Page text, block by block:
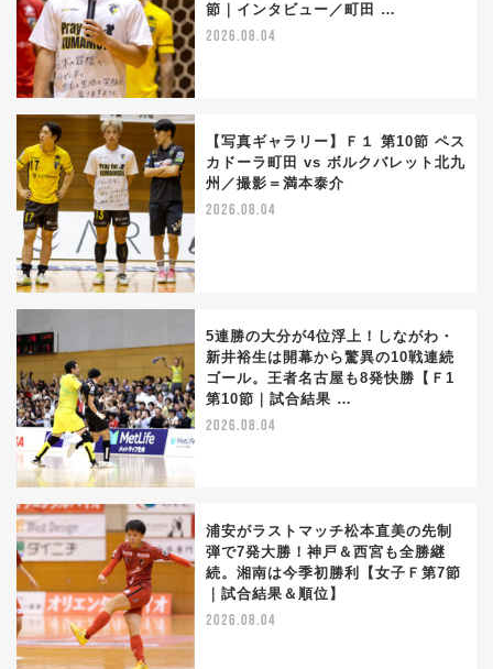
節｜インタビュー／町田 …
2026.08.04
【写真ギャラリー】Ｆ１ 第10節 ペス
カドーラ町田 vs ボルクバレット北九
州／撮影＝満本泰介
2026.08.04
5連勝の大分が4位浮上！しながわ・
新井裕生は開幕から驚異の10戦連続
ゴール。王者名古屋も8発快勝【Ｆ1
第10節｜試合結果 …
2026.08.04
浦安がラストマッチ松本直美の先制
弾で7発大勝！神戸＆西宮も全勝継
続。湘南は今季初勝利【女子Ｆ第7節
｜試合結果＆順位】
2026.08.04